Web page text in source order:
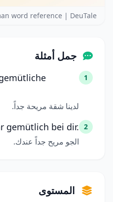
word reference | DeuTale
جمل أمثلة
1
لدينا شقة مريحة جداً.
2
gemütlich bei dir.
الجو مريح جداً عندك.
المستوى